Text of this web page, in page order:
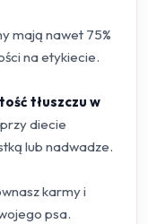
mają nawet 75%
na etykiecie.
tłuszczu w
diecie
lub nadwadze.
karmy i
psa.